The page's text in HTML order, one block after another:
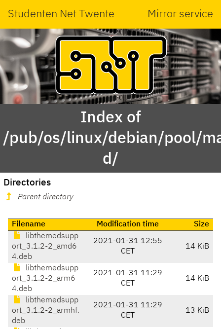
Studenten Net Twente Mirror service
Index of
/pub/os/linux/debian/pool/
d/
Directories
Parent directory
Filename Modification time
Size
libthemedsupp
ort_3.1.2-2_amd6
4.deb
2021-01-31 12:55
CET
14 KiB
libthemedsupp
ort_3.1.2-2_arm6
4.deb
2021-01-31 11:29
CET
14 KiB
libthemedsupp
ort_3.1.2-2_armhf.
deb
2021-01-31 11:29
CET
13 KiB